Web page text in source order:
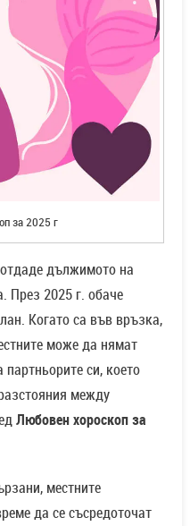
за 2025 г
дължимото на
През 2025 г. обаче
Когато са във връзка,
може да нямат
си, което
между
Любовен хороскоп за
местните
да се съсредоточат